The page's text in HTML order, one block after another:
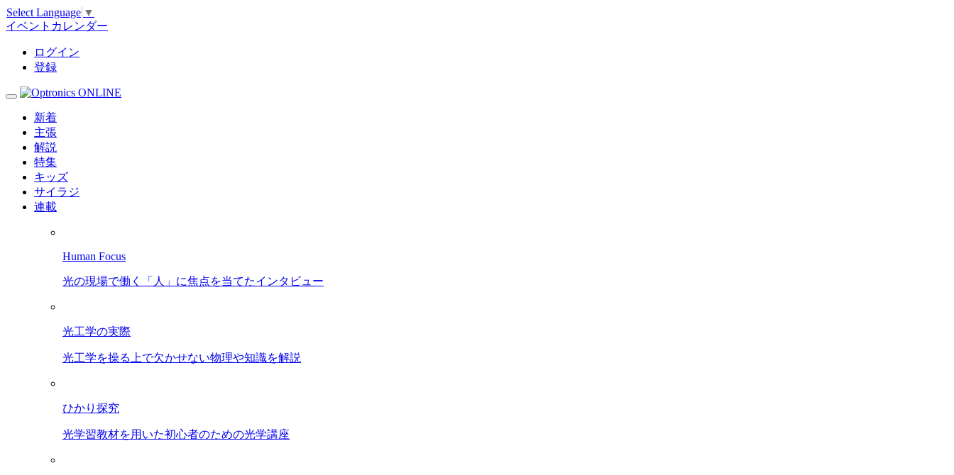
Select Language ▼
イベントカレンダー
ログイン
登録
新着
主張
解説
特集
キッズ
サイラジ
連載
Human Focus
光の現場で働く「人」に焦点を当てたインタビュー
光工学の実際
光工学を操る上で欠かせない物理や知識を解説
ひかり探究
光学習教材を用いた初心者のための光学講座